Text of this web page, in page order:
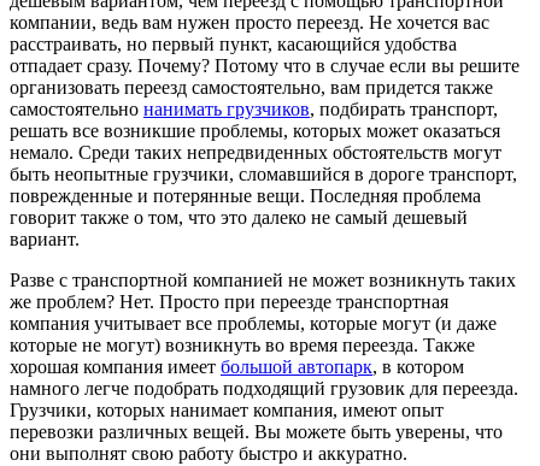
компании, ведь вам нужен просто переезд. Не хочется вас
расстраивать, но первый пункт, касающийся удобства
отпадает сразу. Почему? Потому что в случае если вы решите
организовать переезд самостоятельно, вам придется также
самостоятельно нанимать грузчиков, подбирать транспорт,
решать все возникшие проблемы, которых может оказаться
немало. Среди таких непредвиденных обстоятельств могут
быть неопытные грузчики, сломавшийся в дороге транспорт,
поврежденные и потерянные вещи. Последняя проблема
говорит также о том, что это далеко не самый дешевый
вариант.
Разве с транспортной компанией не может возникнуть таких
же проблем? Нет. Просто при переезде транспортная
компания учитывает все проблемы, которые могут (и даже
которые не могут) возникнуть во время переезда. Также
хорошая компания имеет большой автопарк, в котором
намного легче подобрать подходящий грузовик для переезда.
Грузчики, которых нанимает компания, имеют опыт
перевозки различных вещей. Вы можете быть уверены, что
они выполнят свою работу быстро и аккуратно.